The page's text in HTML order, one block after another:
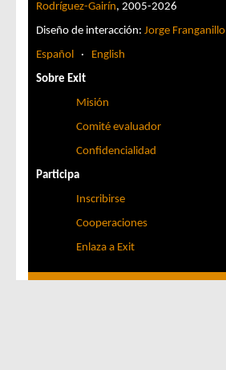
Rodríguez-Gairín, 2005-2026
Diseño de interacción: Jorge Franganillo
Español · English
Sobre Exit
Misión
Comité evaluador
Confidencialidad
Participa
Inscribirse
Cooperaciones
Enlaza a Exit